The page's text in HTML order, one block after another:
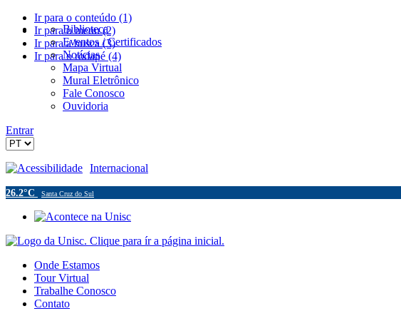
Ir para o conteúdo (1)
Ir para o menu (2)
Ir para a busca (3)
Ir para o rodapé (4)
Biblioteca
Eventos / Certificados
Notícias
Mapa Virtual
Mural Eletrônico
Fale Conosco
Ouvidoria
Entrar
Acessibilidade Internacional
26.2°C Santa Cruz do Sul
Onde Estamos
Tour Virtual
Trabalhe Conosco
Contato